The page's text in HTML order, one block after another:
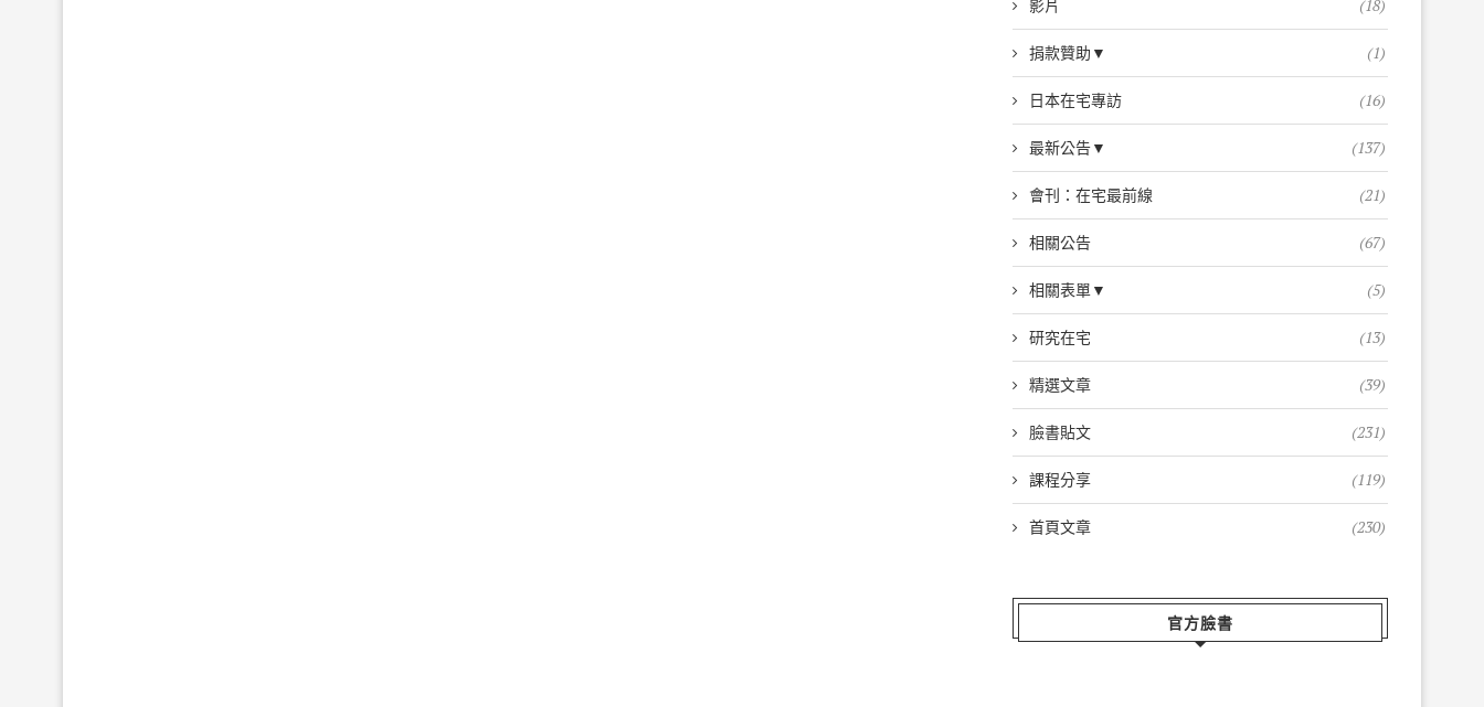
影片 (18)
捐款贊助▼ (1)
日本在宅專訪 (16)
最新公告▼ (137)
會刊：在宅最前線 (21)
相關公告 (67)
相關表單▼ (5)
研究在宅 (13)
精選文章 (39)
臉書貼文 (231)
課程分享 (119)
首頁文章 (230)
官方臉書